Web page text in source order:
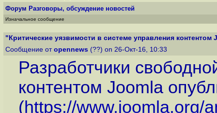
Форум Разговоры, обсуждение новостей
Изначальное сообщение
"Критические уязвимости в системе управления контентом
Сообщение от opennews (??) on 26-Окт-16, 10:33
Разработчики
контентом Joomla
(https://www.joomla.org/